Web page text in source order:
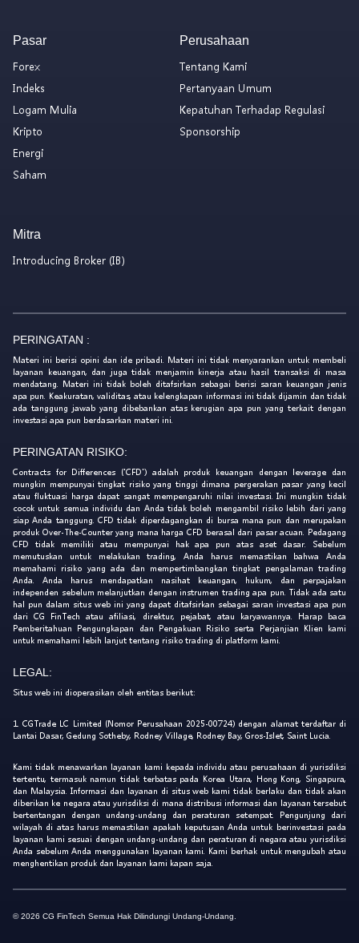
Pasar
Forex
Indeks
Logam Mulia
Kripto
Energi
Saham
Perusahaan
Tentang Kami
Pertanyaan Umum
Kepatuhan Terhadap Regulasi
Sponsorship
Mitra
Introducing Broker (IB)
PERINGATAN :
Materi ini berisi opini dan ide pribadi. Materi ini tidak menyarankan untuk membeli
layanan keuangan, dan juga tidak menjamin kinerja atau hasil transaksi di masa
mendatang. Materi ini tidak boleh ditafsirkan sebagai berisi saran keuangan jenis
apa pun. Keakuratan, validitas, atau kelengkapan informasi ini tidak dijamin dan tidak
ada tanggung jawab yang dibebankan atas kerugian apa pun yang terkait dengan
investasi apa pun berdasarkan materi ini.
PERINGATAN RISIKO:
Contracts for Differences ('CFD') adalah produk keuangan dengan leverage dan
mungkin mempunyai tingkat risiko yang tinggi dimana pergerakan pasar yang kecil
atau fluktuasi harga dapat sangat mempengaruhi nilai investasi. Ini mungkin tidak
cocok untuk semua individu dan Anda tidak boleh mengambil risiko lebih dari yang
siap Anda tanggung. CFD tidak diperdagangkan di bursa mana pun dan merupakan
produk Over-The-Counter yang mana harga CFD berasal dari pasar acuan. Pedagang
CFD tidak memiliki atau mempunyai hak apa pun atas aset dasar. Sebelum
memutuskan untuk melakukan trading, Anda harus memastikan bahwa Anda
memahami risiko yang ada dan mempertimbangkan tingkat pengalaman trading
Anda. Anda harus mendapatkan nasihat keuangan, hukum, dan perpajakan
independen sebelum melanjutkan dengan instrumen trading apa pun. Tidak ada satu
hal pun dalam situs web ini yang dapat ditafsirkan sebagai saran investasi apa pun
dari CG FinTech atau afiliasi, direktur, pejabat, atau karyawannya. Harap baca
Pemberitahuan Pengungkapan dan Pengakuan Risiko serta Perjanjian Klien kami
untuk memahami lebih lanjut tentang risiko trading di platform kami.
LEGAL:
Situs web ini dioperasikan oleh entitas berikut:
1. CGTrade LC Limited (Nomor Perusahaan 2025-00724) dengan alamat terdaftar di
Lantai Dasar, Gedung Sotheby, Rodney Village, Rodney Bay, Gros-Islet, Saint Lucia.
Kami tidak menawarkan layanan kami kepada individu atau perusahaan di yurisdiksi
tertentu, termasuk namun tidak terbatas pada Korea Utara, Hong Kong, Singapura,
dan Malaysia. Informasi dan layanan di situs web kami tidak berlaku dan tidak akan
diberikan ke negara atau yurisdiksi di mana distribusi informasi dan layanan tersebut
bertentangan dengan undang-undang dan peraturan setempat. Pengunjung dari
wilayah di atas harus memastikan apakah keputusan Anda untuk berinvestasi pada
layanan kami sesuai dengan undang-undang dan peraturan di negara atau yurisdiksi
Anda sebelum Anda menggunakan layanan kami. Kami berhak untuk mengubah atau
menghentikan produk dan layanan kami kapan saja.
© 2026 CG FinTech Semua Hak Dilindungi Undang-Undang.